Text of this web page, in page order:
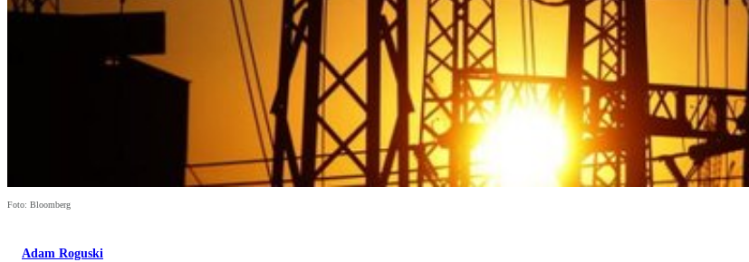
Foto: Bloomberg
Adam Roguski